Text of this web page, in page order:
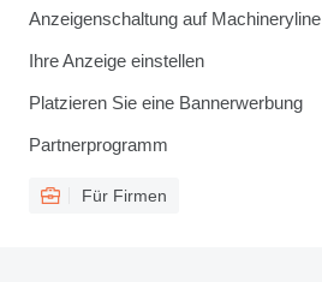
Anzeigenschaltung auf Machineryline
Ihre Anzeige einstellen
Platzieren Sie eine Bannerwerbung
Partnerprogramm
Für Firmen